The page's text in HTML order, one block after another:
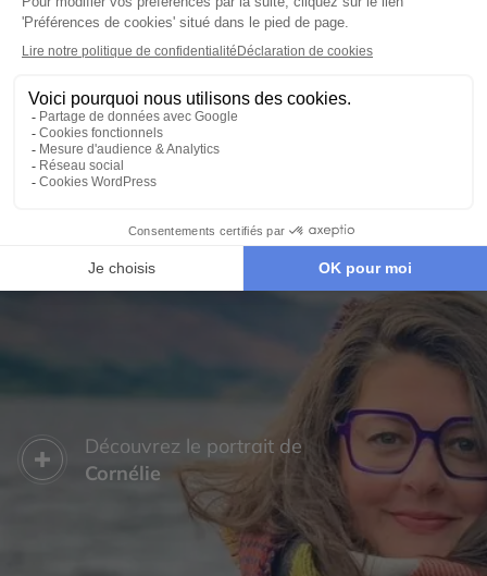
à profiter d’adresses d’exception et à vivre
pleinement la beauté sauvage et élégante des
paysages écossais.
Lire la suite
Cornélie, Conseiller-Expert
Découvrez le portrait de
Cornélie